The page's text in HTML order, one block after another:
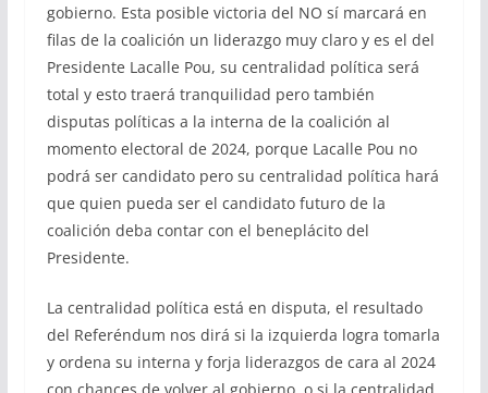
gobierno. Esta posible victoria del NO sí marcará en
filas de la coalición un liderazgo muy claro y es el del
Presidente Lacalle Pou, su centralidad política será
total y esto traerá tranquilidad pero también
disputas políticas a la interna de la coalición al
momento electoral de 2024, porque Lacalle Pou no
podrá ser candidato pero su centralidad política hará
que quien pueda ser el candidato futuro de la
coalición deba contar con el beneplácito del
Presidente.
La centralidad política está en disputa, el resultado
del Referéndum nos dirá si la izquierda logra tomarla
y ordena su interna y forja liderazgos de cara al 2024
con chances de volver al gobierno, o si la centralidad